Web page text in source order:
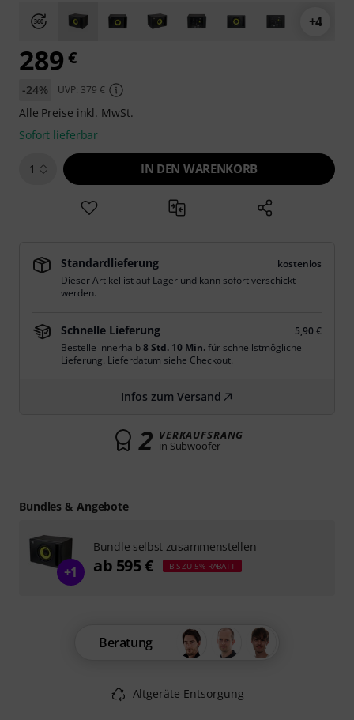
+4
289 €
-24% UVP: 379 €
Alle Preise inkl. MwSt.
Sofort lieferbar
1 IN DEN WARENKORB
Standardlieferung
kostenlos
Dieser Artikel ist auf Lager und kann sofort verschickt
werden.
Schnelle Lieferung
5,90 €
Bestelle innerhalb8 Std. 10 Min.für schnellstmögliche
Lieferung. Lieferdatum siehe Checkout.
Infos zum Versand
2 VERKAUFSRANG
in Subwoofer
Beratung
Altgeräte-Entsorgung
Bundles & Angebote
+1
Bundle selbst zusammenstellen
ab 595 € BIS ZU 5% RABATT